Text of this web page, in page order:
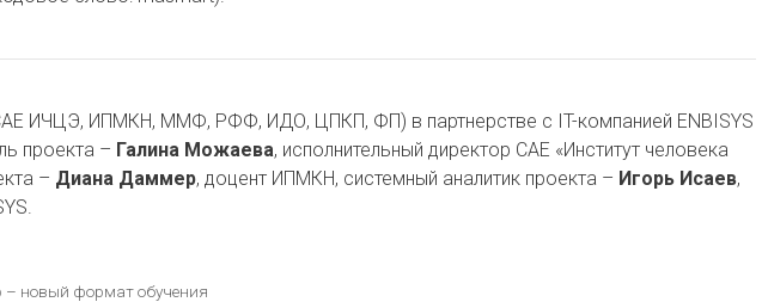
ИЧЦЭ, ИПМКН, ММФ, РФФ, ИДО, ЦПКП, ФП) в партнерстве с IT-компанией ENBISYS
проекта – Галина Можаева, исполнительный директор САЕ «Институт человека
– Диана Даммер, доцент ИПМКН, системный аналитик проекта – Игорь Исаев,
– новый формат обучения